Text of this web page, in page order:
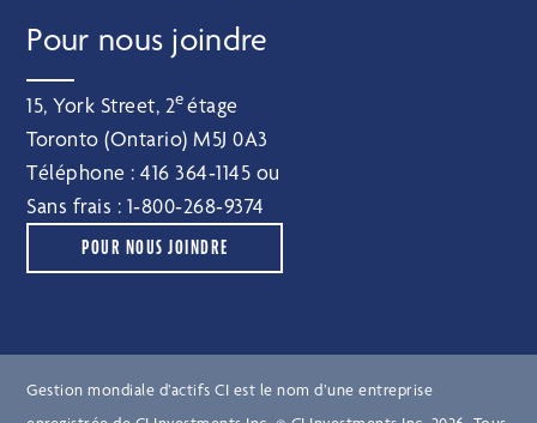
Pour nous joindre
15, York Street, 2eétage
Toronto (Ontario) M5J 0A3
Téléphone :416 364‑1145 ou
Sans frais : 1‑800‑268‑9374
POUR NOUS JOINDRE
Gestion mondiale d’actifs CI est le nom d’une entreprise